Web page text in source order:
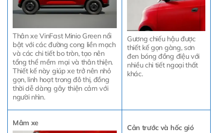
Thân xe VinFast Minio Green nổi
bật với các đường cong liền mạch
và các chi tiết bo tròn, tạo nên
tổng thể mềm mại và thân thiện.
Thiết kế này giúp xe trở nên nhỏ
gọn, linh hoạt trong đô thị, đồng
thời dễ dàng gây thiện cảm với
người nhìn.
Gương chiếu hậu được
thiết kế gọn gàng, sơn
đen bóng đồng điệu với
nhiều chi tiết ngoại thất
khác.
Mâm xe
Cản trước và hốc gió